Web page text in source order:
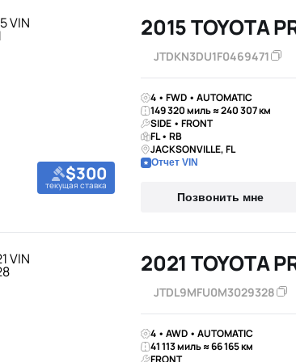
$300
текущая ставка
2015 TOYOTA
JTDKN3DU1F0469471
4 • FWD • AUTOMATIC
149 320 миль ≈ 240 307 км
SIDE • FRONT
FL • RB
JACKSONVILLE, FL
Отчет VIN
Позвонить мне
2021 TOYOTA
JTDL9MFU0M3029328
4 • AWD • AUTOMATIC
41 113 миль ≈ 66 165 км
FRONT